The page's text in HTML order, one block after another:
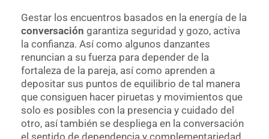
Gestar los encuentros basados en la energía de la
conversación garantiza seguridad y gozo, activa
la confianza. Así como algunos danzantes
renuncian a su fuerza para depender de la
fortaleza de la pareja, así como aprenden a
depositar sus puntos de equilibrio de tal manera
que consiguen hacer piruetas y movimientos que
solo es posibles con la presencia y cuidado del
otro, así también se despliega en la conversación